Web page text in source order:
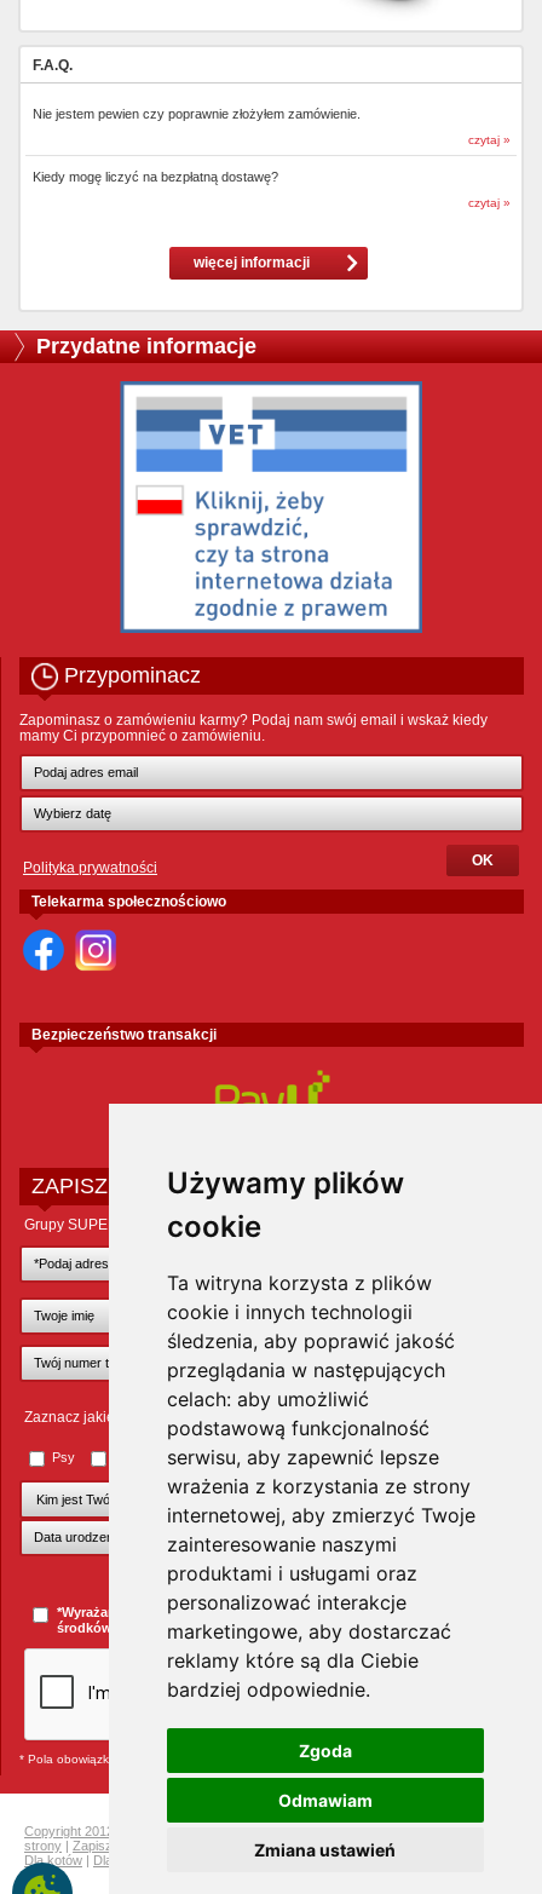
Używamy plików
cookie
Ta witryna korzysta z plików
cookie i innych technologii
śledzenia, aby poprawić jakość
przeglądania w następujących
celach: aby umożliwić
podstawową funkcjonalność
serwisu, aby zapewnić lepsze
wrażenia z korzystania ze strony
internetowej, aby zmierzyć Twoje
zainteresowanie naszymi
produktami i usługami oraz
personalizować interakcje
marketingowe, aby dostarczać
reklamy które są dla Ciebie
bardziej odpowiednie.
Zgoda
Odmawiam
Zmiana ustawień
F.A.Q.
Nie jestem pewien czy poprawnie złożyłem zamówienie.
czytaj »
Kiedy mogę liczyć na bezpłatną dostawę?
czytaj »
więcej informacji
Przydatne informacje
Przypominacz
Zapominasz o zamówieniu karmy? Podaj nam swój email i wskaż kiedy
mamy Ci przypomnieć o zamówieniu.
Polityka prywatności
Telekarma społecznościowo
Bezpieczeństwo transakcji
ZAPISZ SIĘ DO NEWSLETTERA
Grupy SUPER ZOO POLAND Sp. z o.o.
Zaznacz jakie zwierzęta Cię interesują
Psy Małe ssaki Ptaki Inne zwierzęta
+Dodaj kolejnego pupila
*Wyrażam zgodę na przesyłanie informacji handlowych za pomocą
środków komunikacji elektronicznej. więcej »
* Pola obowiązkowe
Copyright 2012 Telekarma
strony | Zapisz się do newslettera i odbierz rabat na kolejne zakupy
Dla kotów | Dla psów
Producenci